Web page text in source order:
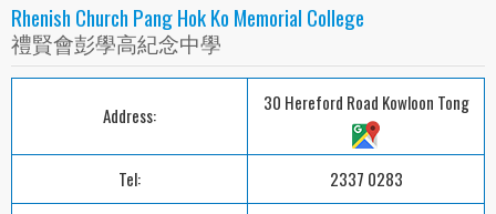
Rhenish Church Pang Hok Ko Memorial College
禮賢會彭學高紀念中學
Address:
30 Hereford Road Kowloon Tong
Tel:
2337 0283